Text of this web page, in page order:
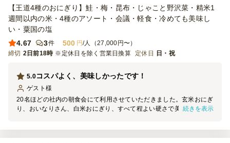
【王道4種のおにぎり】鮭・梅・昆布・じゃこと野沢菜・精米1
週間以内の米・4種のアソート・会議・軽食・冷めても美味し
い・粟国の塩
4.67
3件 500 円/人（27,000円〜）
締切 2日前18時 ※定休日を除く営業日換算 定休日 日・祝
コスパよく、美味しかったです！
5.0
ゲスト 様
20名ほどの社内の朝食会にて利用させていただきました。玄米おにぎ
り、おいなりさん、白米おにぎり、すべて程よい硬さで美味しく、参
し、提供しました。
続きを表示